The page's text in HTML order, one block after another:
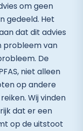
om geen
gedeeld. Het
dat dit advies
probleem van
De
niet alleen
op andere
Wij vinden
dat er een
op de uitstoot